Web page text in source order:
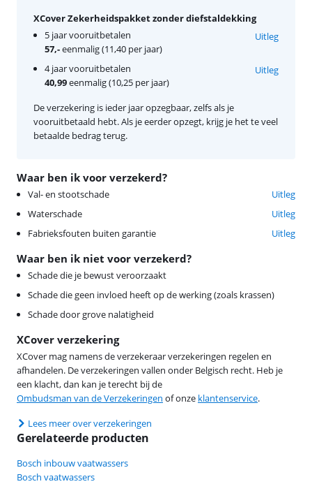
Waar ben ik voor verzekerd?
Val- en stootschade
Uitleg
Waterschade
Uitleg
Fabrieksfouten buiten garantie
Uitleg
Waar ben ik niet voor verzekerd?
Schade die je bewust veroorzaakt
Schade die geen invloed heeft op de werking (zoals krassen)
Schade door grove nalatigheid
XCover verzekering
XCover mag namens de verzekeraar verzekeringen regelen en
afhandelen. De verzekeringen vallen onder Belgisch recht. Heb je
een klacht, dan kan je terecht bij de
Ombudsman van de Verzekeringen of onze klantenservice.
Lees meer over verzekeringen
XCover Zekerheidspakket zonder diefstaldekking
5 jaar vooruitbetalen
57,-eenmalig (11,40 per jaar)
Uitleg
4 jaar vooruitbetalen
40,99eenmalig (10,25 per jaar)
Uitleg
De verzekering is ieder jaar opzegbaar, zelfs als je
vooruitbetaald hebt. Als je eerder opzegt, krijg je het te veel
betaalde bedrag terug.
Gerelateerde producten
Bosch inbouw vaatwassers
Bosch vaatwassers